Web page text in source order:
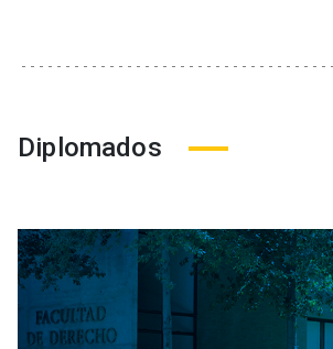
Diplomados